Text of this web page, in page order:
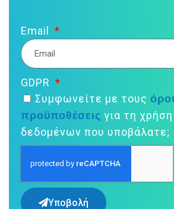
Email
GDPR
Συμφωνείτε με τους
προϋποθέσεις για τη
δεδομένων που υποβάλατε;
Υποβολή